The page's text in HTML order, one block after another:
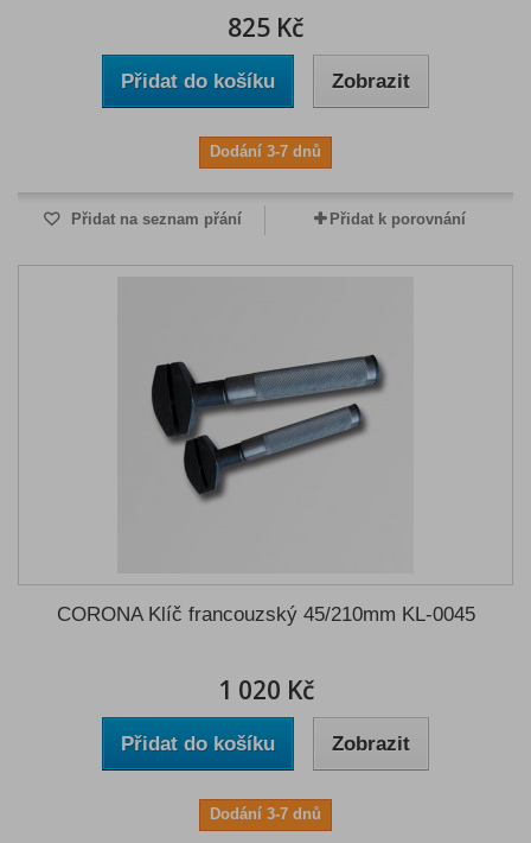
825 Kč
Přidat do košíku Zobrazit
Dodání 3-7 dnů
Přidat na seznam přání Přidat k porovnání
CORONA Klíč francouzský 45/210mm KL-0045
1 020 Kč
Přidat do košíku Zobrazit
Dodání 3-7 dnů